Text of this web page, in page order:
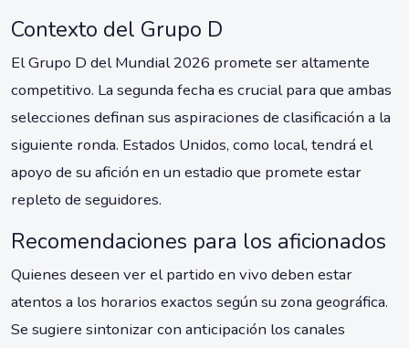
Contexto del Grupo D
El Grupo D del Mundial 2026 promete ser altamente
competitivo. La segunda fecha es crucial para que ambas
selecciones definan sus aspiraciones de clasificación a la
siguiente ronda. Estados Unidos, como local, tendrá el
apoyo de su afición en un estadio que promete estar
repleto de seguidores.
Recomendaciones para los aficionados
Quienes deseen ver el partido en vivo deben estar
atentos a los horarios exactos según su zona geográfica.
Se sugiere sintonizar con anticipación los canales